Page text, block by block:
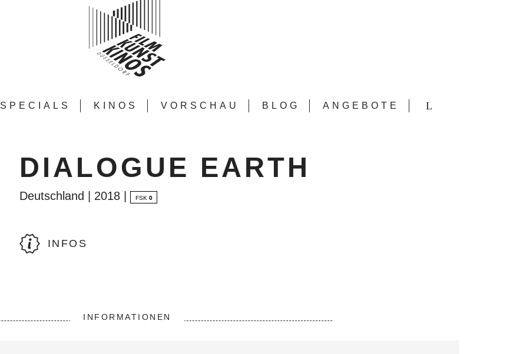
SPECIALS KINOS VORSCHAU BLOG ANGEBOTE
DIALOGUE EARTH
Deutschland | 2018 | FSK 0
INFOS
INFORMATIONEN